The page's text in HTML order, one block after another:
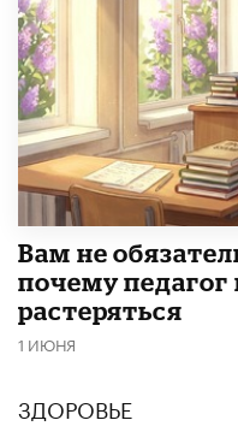
​Вам не
почему педагог
растеряться
1 ИЮНЯ
ЗДОРОВЬЕ